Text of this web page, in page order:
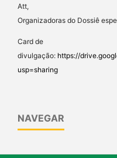
Att,
Organizadoras do Dossiê
Card de
divulgação: https://
usp=sharing
NAVEGAR